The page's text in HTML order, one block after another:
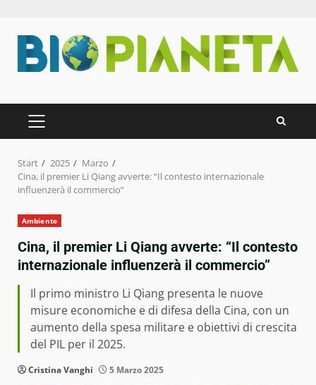
Inhalt
springen
PRIMÄRES
MENÜ
Start 2025
Marzo
Cina, il premier Li Qiang avverte: “Il contesto internazionale
influenzerà il commercio”
Ambiente
Cina, il premier Li Qiang avverte: “Il contesto
internazionale influenzerà il commercio”
Il primo ministro Li Qiang presenta le nuove
misure economiche e di difesa della Cina, con un
aumento della spesa militare e obiettivi di crescita
del PIL per il 2025.
Cristina Vanghi 5 Marzo 2025